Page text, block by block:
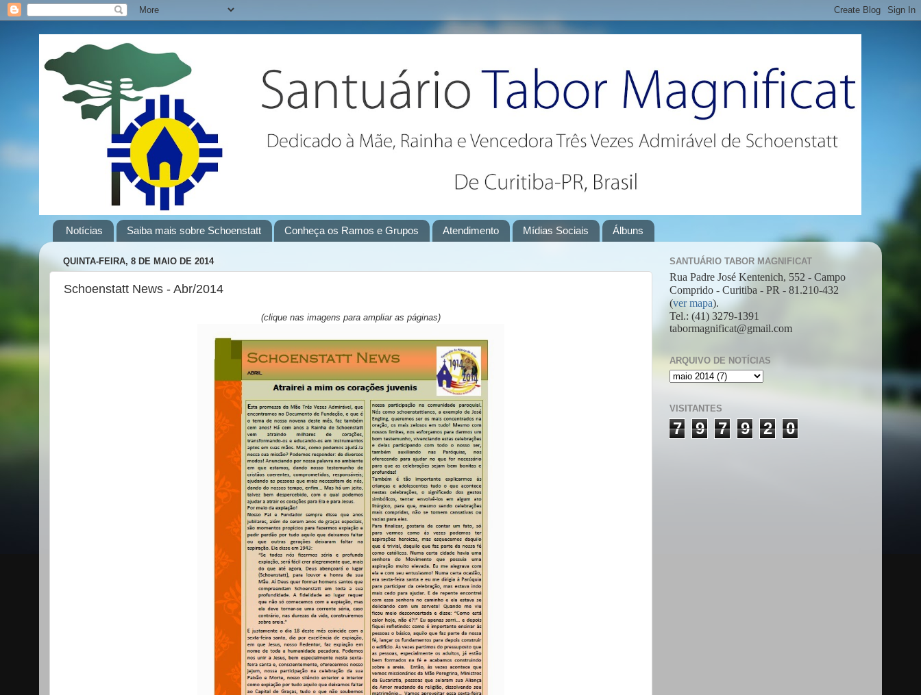
Notícias Saiba mais sobre Schoenstatt Conheça os Ramos e Grupos Atendimento Mídias Sociais Álbuns
QUINTA-FEIRA, 8 DE MAIO DE 2014
Schoenstatt News - Abr/2014
(clique nas imagens para ampliar as páginas)
SANTUÁRIO TABOR MAGNIFICAT
Rua Padre José Kentenich, 552 - Campo
Comprido - Curitiba - PR - 81.210-432
(ver mapa).
Tel.: (41) 3279-1391
tabormagnificat@gmail.com
ARQUIVO DE NOTÍCIAS
VISITANTES
7 9 7 9 2 0